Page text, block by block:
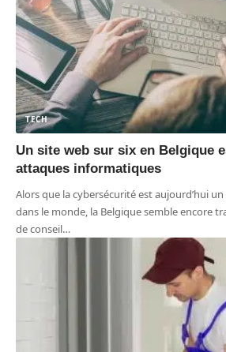
TECH
Un site web sur six en Belgique
attaques informatiques
Alors que la cybersécurité est aujourd’hui
dans le monde, la Belgique semble encore
de conseil…